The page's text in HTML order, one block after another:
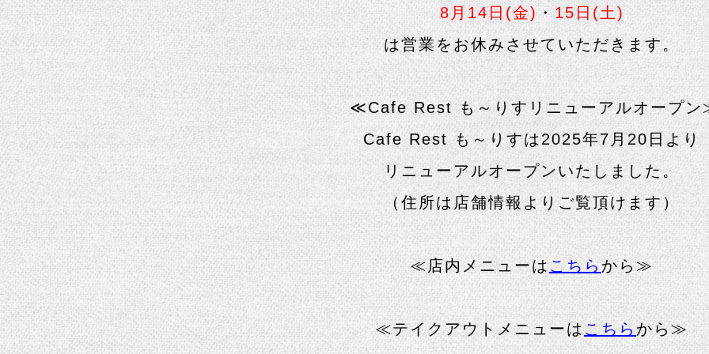
8月14日(金) ・15日(土)
は営業をお休みさせていただきます。
≪Cafe Rest も～りすリニューアルオープ
Cafe Rest も～りすは2025年7月20日より
リニューアルオープンいたしました。
（住所は店舗情報よりご覧頂けます）
≪店内メニューは こちらから≫
≪テイクアウトメニューはこちらから≫